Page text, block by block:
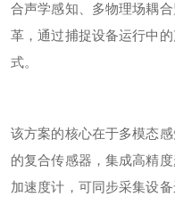
合声学感知、多物理场耦
革，通过捕捉设备运行中
式。
该方案的核心在于多模态
的复合传感器，集成高精
加速度计，可同步采集设